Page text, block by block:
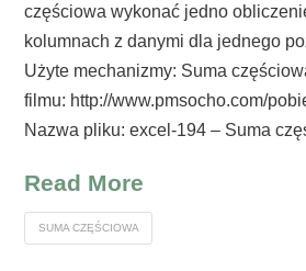
częściowa wykonać jedno
kolumnach z danymi dla jednego
Użyte mechanizmy: Suma
filmu: http://www.pmsocho.com/
Nazwa pliku: excel-194 – Suma
Read More
SUMA CZĘŚCIOWA